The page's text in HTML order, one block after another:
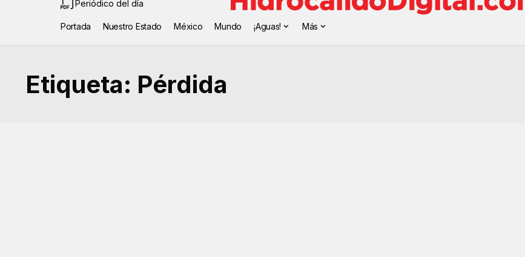
Periódico del día
Portada Nuestro Estado México Mundo ¡Aguas! Más
Etiqueta: Pérdida